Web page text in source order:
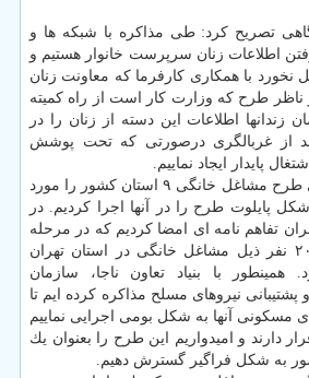
تصریح كرد: طی مذاكره با شبكه ها و
اطلاعات زنان سرپرست خانوار هستیم و
با همكاری كارفرما كه معاونت زنان
طرح كه وزارت كار است از راه كمیته
زندانها اطلاعات این دسته از زنان را در
بعد از غربالگری درصورتی كه تحت پوشش
پایدار ایجاد نماییم.
وی متذكر شد: در اجرای طرح مشاغل خانگی ۹ استان كشور را مورد
شكل پایلوت طرح را در آنها اجرا كردیم. در
تفاهم نامه ای امضا كردیم كه در مرحله
نهایی است و برای ۲۰۰۰ نفر ذیل مشاغل خانگی در استان تهران
همینطور با بنیاد تعاون ناجا، سازمان
نیروهای مسلح مذاكره كرده ایم تا
مسكونی آنها به شكل بومی اجرایی نماییم
دارند و امیدواریم این طرح را بعنوان یك
به شكل فراگیر گسترش دهیم.